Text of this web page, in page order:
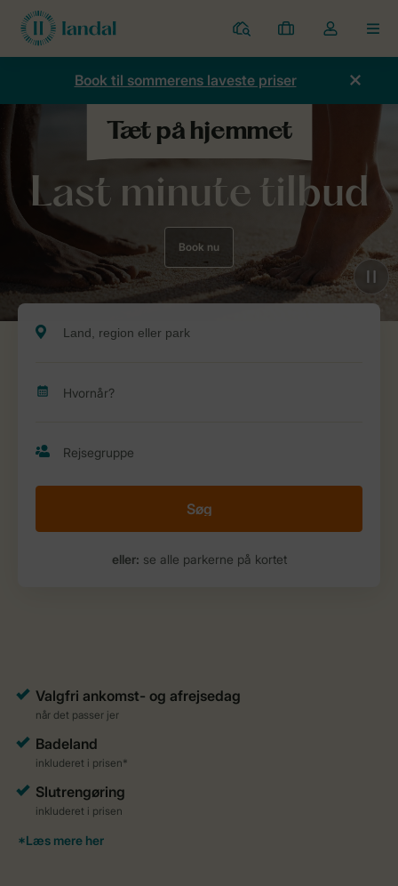
Parker
Mine
bookinger
Toggle
the
Book til sommerens laveste priser
Last minute tilbud
Book nu
Søg
eller: se alle parkerne på kortet